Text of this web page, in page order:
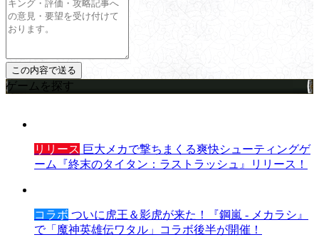
ゲームを探す
リリース 巨大メカで撃ちまくる爽快シューティングゲ
ーム『終末のタイタン：ラストラッシュ』リリース！
コラボ ついに虎王＆影虎が来た！『鋼嵐 - メカラシ』
で「魔神英雄伝ワタル」コラボ後半が開催！